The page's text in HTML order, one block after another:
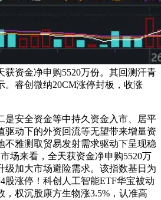
获资金净申购5520万份。其回测汗青
。睿创微纳20CM涨停封板，收涨
安全资金等中持久资金入市、居平
驱动下的外资回流等无望带来增量资
不雅测取贸易发射需求驱动下呈现稳
场来看，全天获资金净申购5520万
级加大市场避险需求。该指数基日为
股涨停！科创人工智能ETF华宝被动
，权沉股康方生物涨3.5%，认准高